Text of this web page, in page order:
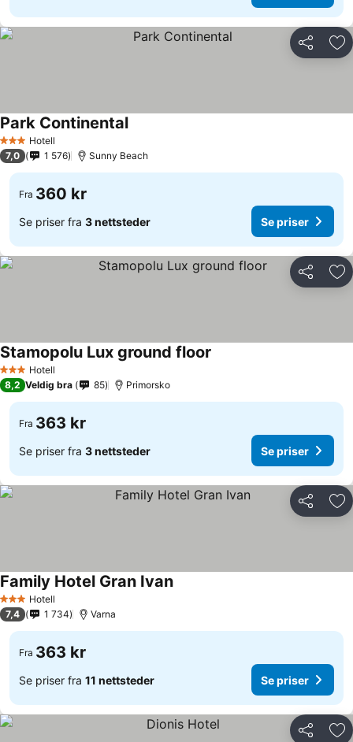
Del
3 StjernerHotell
Park Continental
7,0 1 576 Sunny Beach
Fra 360 kr
Se priser fra 3 nettsteder Se priser
Del
3 StjernerHotell
Stamopolu Lux ground floor
8,2 Veldig bra 85 Primorsko
Fra 363 kr
Se priser fra 3 nettsteder Se priser
Del
3 StjernerHotell
Family Hotel Gran Ivan
7,4 1 734 Varna
Fra 363 kr
Se priser fra 11 nettsteder Se priser
Del